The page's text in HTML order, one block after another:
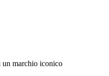
un marchio iconico